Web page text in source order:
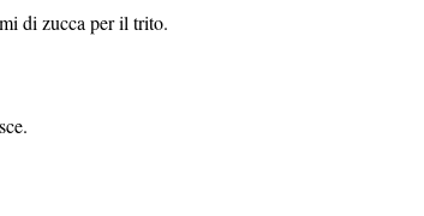
di zucca per il trito.